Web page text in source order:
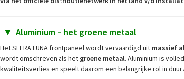
▼ Aluminium – het groene metaal
Het SFERA LUNA frontpaneel wordt vervaardigd uit massief
wordt omschreven als het groene metaal. Aluminium is
kwaliteitsverlies en speelt daarom een belangrijke rol in